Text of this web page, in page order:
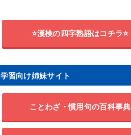
⭐漢検の四字熟語はコチラ⭐
学習向け姉妹サイト
ことわざ・慣用句の百科事典